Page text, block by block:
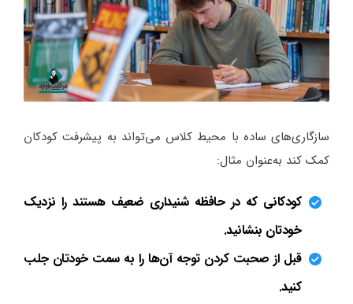
سازگاری‌های ساده با محیط کلاس می‌تواند به پیشرفت کودکان
کمک کند به‌عنوان مثال:
کودکانی که در حافظه شنیداری ضعیف هستند را نزدیک
خودتان بنشانید.
قبل از صحبت کردن توجه آن‌ها را به سمت خودتان جلب
کنید.